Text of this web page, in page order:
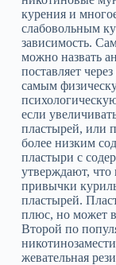
курения и
слабовольным
зависимость.
можно назвать
поставляет
самым
если
пластырей, или
более низким
пластыри с
утверждают, что
привычки
пластырей.
плюс, но может
Второй по
жевательная